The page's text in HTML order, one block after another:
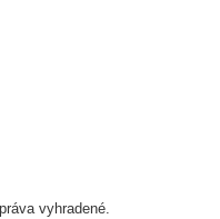
vyhradené.